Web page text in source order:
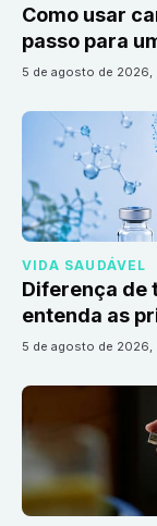
Como usar
passo para
5 de agosto de 2026,
VIDA SAUDÁVEL
Diferença de
entenda as
5 de agosto de 2026,